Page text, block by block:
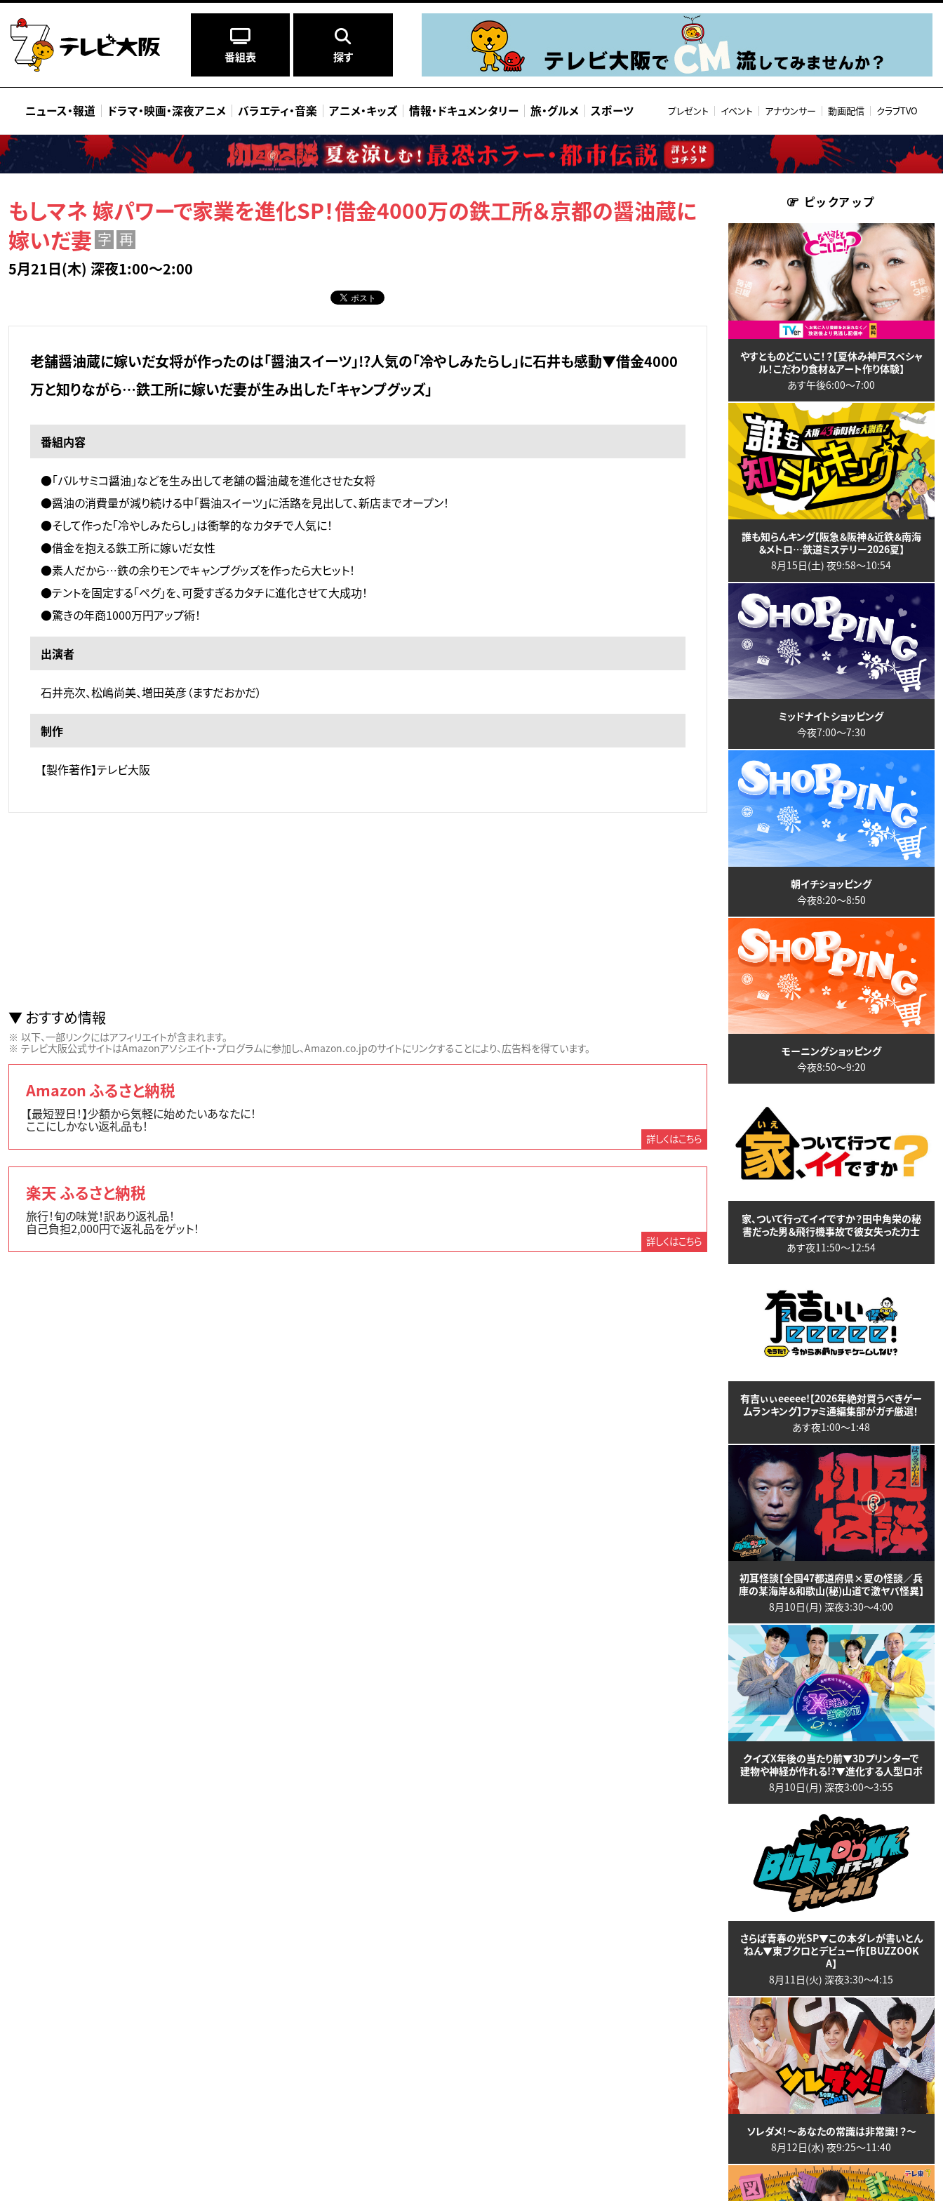
番組表 探す
ニュース・報道 ドラマ・映画・深夜アニメ バラエティ・音楽 アニメ・キッズ 情報・ ドキュメンタリー 旅・グルメ スポーツ プレゼント イベント アナウンサー 動画配信 クラブTVO
もしマネ 嫁パワーで家業を進化SP！借金4000万の鉄工所＆京都の醤油蔵に
嫁いだ妻 字 再
5月21日(木) 深夜1:00～2:00
老舗醤油蔵に嫁いだ女将が作ったのは「醤油スイーツ」!?人気の「冷やしみたらし」に石井も感動▼借金4000
万と知りながら…鉄工所に嫁いだ妻が生み出した「キャンプグッズ」
番組内容
●「バルサミコ醤油」などを生み出して老舗の醤油蔵を進化させた女将
●醤油の消費量が減り続ける中「醤油スイーツ」に活路を見出して、新店までオープン！
●そして作った「冷やしみたらし」は衝撃的なカタチで人気に！
●借金を抱える鉄工所に嫁いだ女性
●素人だから…鉄の余りモンでキャンプグッズを作ったら大ヒット！
●テントを固定する「ペグ」を、可愛すぎるカタチに進化させて大成功！
●驚きの年商1000万円アップ術！
出演者
石井亮次、松嶋尚美、増田英彦（ますだおかだ）
制作
【製作著作】テレビ大阪
おすすめ情報
以下、一部リンクにはアフィリエイトが含まれます。
テレビ大阪公式サイトはAmazonアソシエイト・プログラムに参加し、Amazon.co.jpのサイトにリンクすることにより、広告料を得ています。
Amazon ふるさと納税
【最短翌日！】少額から気軽に始めたいあなたに！
ここにしかない返礼品も！
詳しくはこちら
楽天 ふるさと納税
旅行！旬の味覚！訳あり返礼品！
自己負担2,000円で返礼品をゲット！
詳しくはこちら
ピックアップ
やすとものどこいこ！？【夏休み神戸スペシャ
ル！こだわり食材＆アート作り体験】
あす午後6:00〜7:00
誰も知らんキング【阪急＆阪神＆近鉄＆南海
＆メトロ…鉄道ミステリー2026夏】
8月15日(土) 夜9:58〜10:54
ミッドナイトショッピング
今夜7:00〜7:30
朝イチショッピング
今夜8:20〜8:50
モーニングショッピング
今夜8:50〜9:20
家、ついて行ってイイですか？田中角栄の秘
書だった男＆飛行機事故で彼女失った力士
あす夜11:50〜12:54
有吉ぃぃeeeee!【2026年絶対買うべきゲー
ムランキング】ファミ通編集部がガチ厳選！
あす夜1:00〜1:48
初耳怪談【全国47都道府県×夏の怪談／兵
庫の某海岸＆和歌山(秘)山道で激ヤバ怪異】
8月10日(月) 深夜3:30〜4:00
クイズX年後の当たり前▼3Dプリンターで
建物や神経が作れる!?▼進化する人型ロボ
8月10日(月) 深夜3:00〜3:55
さらば青春の光SP▼この本ダレが書いとん
ねん▼東ブクロとデビュー作【BUZZOOK
A】
8月11日(火) 深夜3:30〜4:15
ソレダメ！～あなたの常識は非常識！？～
8月12日(水) 夜9:25〜11:40